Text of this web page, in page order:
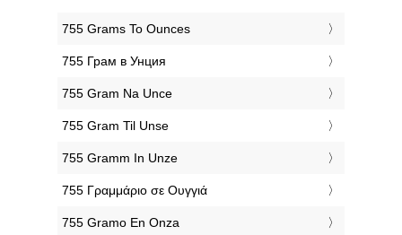
‎755 Grams To Ounces
‎755 Грам в Унция
‎755 Gram Na Unce
‎755 Gram Til Unse
‎755 Gramm In Unze
‎755 Γραμμάριο σε Ουγγιά
‎755 Gramo En Onza